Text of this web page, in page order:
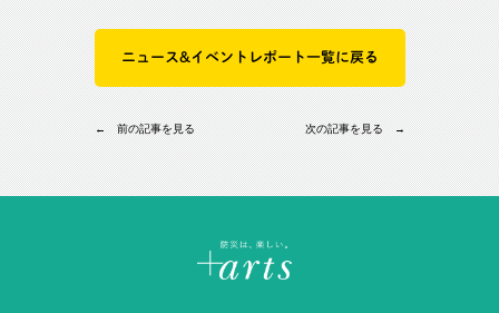
ニュース&イベントレポート一覧に戻る
← 前の記事を見る 次の記事を見る →